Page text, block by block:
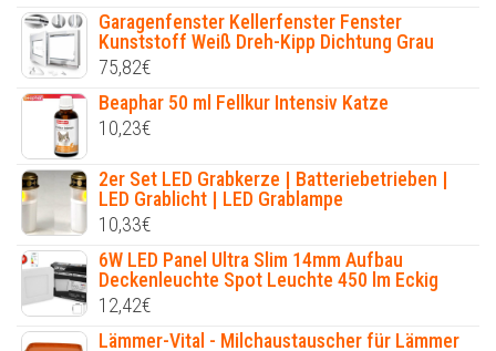
Garagenfenster Kellerfenster Fenster
Kunststoff Weiß Dreh-Kipp Dichtung Grau
75,82€
Beaphar 50 ml Fellkur Intensiv Katze
10,23€
2er Set LED Grabkerze | Batteriebetrieben |
LED Grablicht | LED Grablampe
10,33€
6W LED Panel Ultra Slim 14mm Aufbau
Deckenleuchte Spot Leuchte 450 lm Eckig
12,42€
Lämmer-Vital - Milchaustauscher für Lämmer